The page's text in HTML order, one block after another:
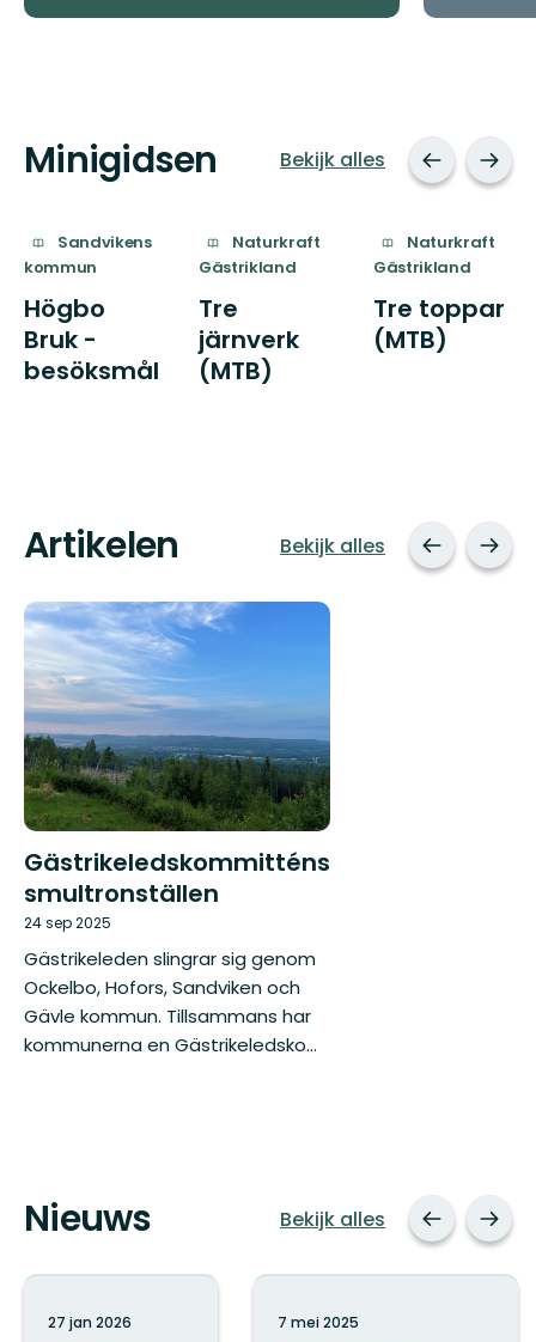
Minigidsen Bekijk alles
Sandvikens
kommun
Högbo
Bruk -
besöksmål
Naturkraft
Gästrikland
Tre
järnverk
(MTB)
Naturkraft
Gästrikland
Tre toppar
(MTB)
Artikelen Bekijk alles
Gästrikeledskommitténs
smultronställen
24 sep 2025
Gästrikeleden slingrar sig genom
Ockelbo, Hofors, Sandviken och
Gävle kommun. Tillsammans har
kommunerna en Gästrikeledsko...
Nieuws Bekijk alles
27 jan 2026 7 mei 2025